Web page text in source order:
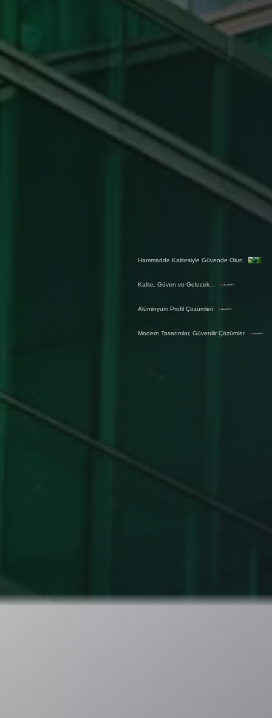
Hammadde Kalitesiyle Güvende Olun
Kalite, Güven ve Gelecek...
Alüminyum Profil Çözümleri
Modern Tasarımlar, Güvenilir Çözümler